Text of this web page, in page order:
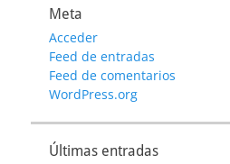
Meta
Acceder
Feed de entradas
Feed de comentarios
WordPress.org
Últimas entradas